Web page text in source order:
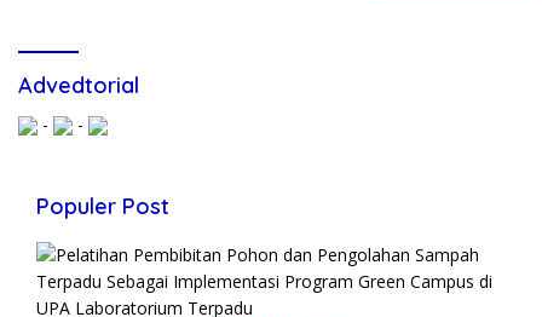
Advedtorial
- -
Populer Post